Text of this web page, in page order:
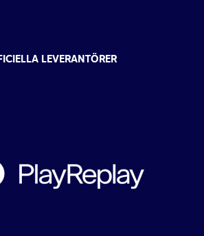
LEVERANTÖRER